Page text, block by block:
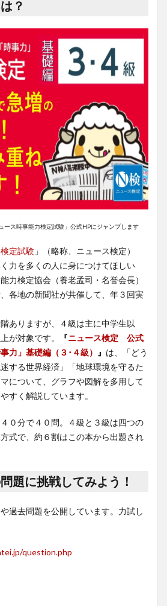
？
ース時事能力検定試験」公式HPにジャンプします
定試験 」（略称、ニュース検定）
力を多くの人に身につけてほしい
力検定協会（養老孟司・名誉会長）
各地の新聞社が共催して、年３回実
ありますが、４級は主に中学生以
が対象です。
『ニュース検定 公式
力」基礎編（３･４級）
』 は、「どう
する世界経済」「地球環境を守るた
について、グラフや図解を多用して
すく解説しています。
０分で４０問。４級と３級は四つの
式で、約６割はこの本から出題され
題に挑戦してみよう！
過去問題を公開しています。力試し
question.php